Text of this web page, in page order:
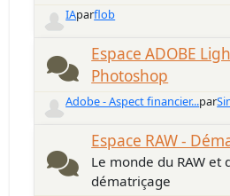
IAparflob
Espace ADOBE
Photoshop
Adobe - Aspect financier...par
Espace RAW -
Le monde du RAW et
dématriçage